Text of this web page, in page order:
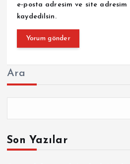
e-posta adresim ve site adresim
kaydedilsin.
Ara
Son Yazılar